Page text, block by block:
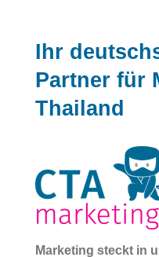
Ihr
Partner für
Thailand
Marketing steckt in